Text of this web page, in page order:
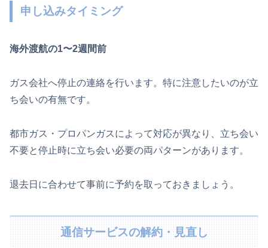
申し込みタイミング
海外渡航の1〜2週間前
ガス会社へ停止の連絡を行います。特に注意したいのが立
ち会いの有無です。
都市ガス・プロパンガスによって対応が異なり、立ち会い
不要と停止時に立ち会い必要の両パターンがあります。
退去日に合わせて事前に予約を取っておきましょう。
通信サービスの解約・見直し